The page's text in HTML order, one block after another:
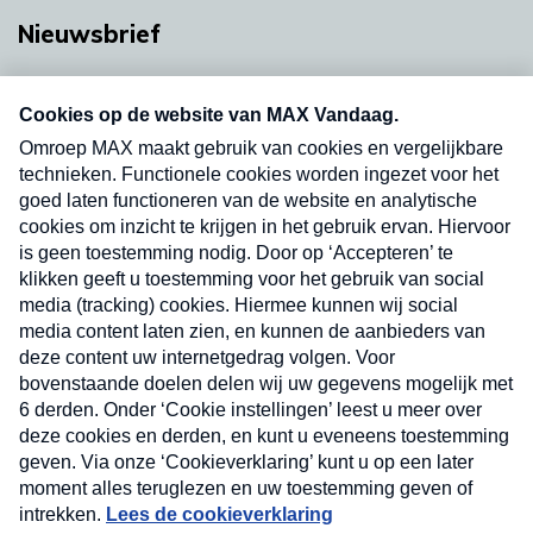
Nieuwsbrief
nieuwsbrief. Elke vrijdag- en dinsdagochtend in
uw mailbox.
Verzend
Nieuwsbrief
Neem hier een gratis abonnement op onze
nieuwsbrief. Elke vrijdag- en dinsdagochtend in uw